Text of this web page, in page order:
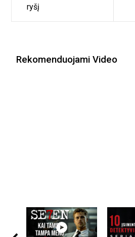
ryšį
Rekomenduojami Video